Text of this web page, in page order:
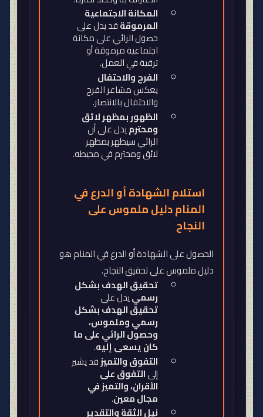
المكانة الاجتماعية
المرموقةقد يدل على
حصول الرائي على مكانة
اجتماعية مرموقة أو
ترقية في العمل.
الفرح والاحتفال
يعكس مشاعر الفرح
والاحتفال بالانتصار.
الظهور بمظهر لائق
ومحترميدل على أن
الرائي سيظهر بمظهر
لائق ومحترم في محيطه.
استلام الشهادة أو الدرع في
المنام دليل ملموس على
النجاح
الحصول على الشهادة أو الدرع في المنام هو
دليل ملموس على تحقيق النجاح.
تحقيق الهدف بشكل
رسمييدل على
تحقيق الهدف بشكل
رسمي وملموس،
وحصول الرائي على ما
كان يسعى إليه.
التفوق والتميزقد يشير
إلىالتفوق على
الأقران، والتميز في
مجال معين.
نيل الثقة والتقدير